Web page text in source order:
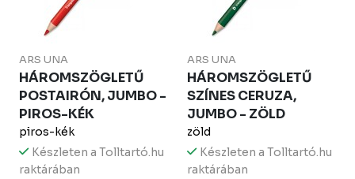
ARS UNA
HÁROMSZÖGLETŰ
POSTAIRÓN, JUMBO -
PIROS-KÉK
piros-kék
Készleten a Tolltartó.hu
raktárában
ARS UNA
HÁROMSZÖGLETŰ
SZÍNES CERUZA,
JUMBO - ZÖLD
zöld
Készleten a Tolltartó.hu
raktárában